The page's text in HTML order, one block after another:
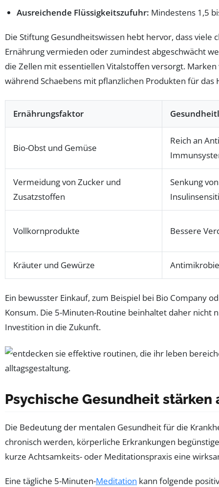
Ausreichende Flüssigkeitszufuhr: Mindestens 1,5
Die Stiftung Gesundheitswissen hebt hervor, dass
Ernährung vermieden oder zumindest abgeschwächt
die Zellen mit essentiellen Vitalstoffen versorgt.
während Schaebens mit pflanzlichen Produkten für das
Ernährungsfaktor
Bio-Obst und Gemüse
Reich an
Vermeidung von Zucker und
Zusatzstoffen
Senkung
Vollkornprodukte Bessere
Kräuter und Gewürze
Ein bewusster Einkauf, zum Beispiel bei Bio Company
Konsum. Die 5-Minuten-Routine beinhaltet daher nicht
Investition in die Zukunft.
Psychische Gesundheit
Die Bedeutung der mentalen Gesundheit für die
chronisch werden, körperliche Erkrankungen
kurze Achtsamkeits- oder Meditationspraxis eine
Eine tägliche 5-Minuten-Meditation kann folgende